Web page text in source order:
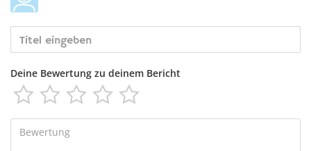
Deine Bewertung zu deinem Bericht
    